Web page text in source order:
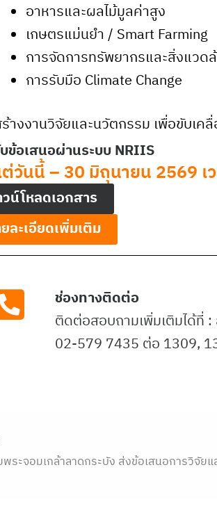
อาหารและผลไม้มูลค่าสูง
เกษตรแม่นยำ / Smart Farming
การจัดการทรัพยากรและสิ่งแวด
การรับมือ Climate Change
างงานวิจัยและนวัตกรรม เพื่อขับเค
ข้อเสนอผ่านระบบ NRIIS
วันนี้ – 30 มิถุนายน 2569 เ
น์โหลดเอกสาร
ละเอียดเพิ่มเติม
ช่องทางติดต่อ
ติดต่อสอบถามเพิ่มเติมได้ที่
02-579 7435 ต่อ 1309,